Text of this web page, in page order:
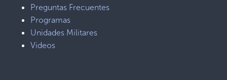
Preguntas Frecuentes
Programas
Unidades Militares
Videos